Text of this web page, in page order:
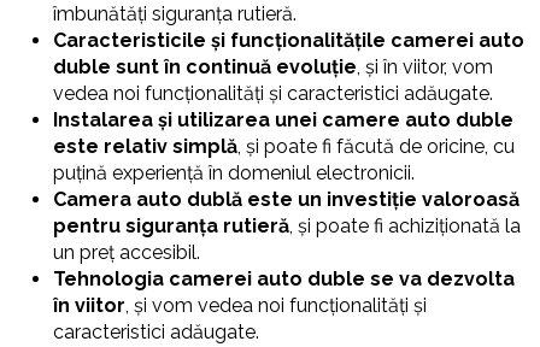
îmbunătăți siguranța rutieră.
Caracteristicile și funcționalitățile camerei auto
duble sunt în continuă evoluție , și în viitor, vom
vedea noi funcționalități și caracteristici adăugate.
Instalarea și utilizarea unei camere auto duble
este relativ simplă , și poate fi făcută de oricine, cu
puțină experiență în domeniul electronicii.
Camera auto dublă este un investiție valoroasă
pentru siguranța rutieră , și poate fi achiziționată la
un preț accesibil.
Tehnologia camerei auto duble se va dezvolta
în viitor , și vom vedea noi funcționalități și
caracteristici adăugate.